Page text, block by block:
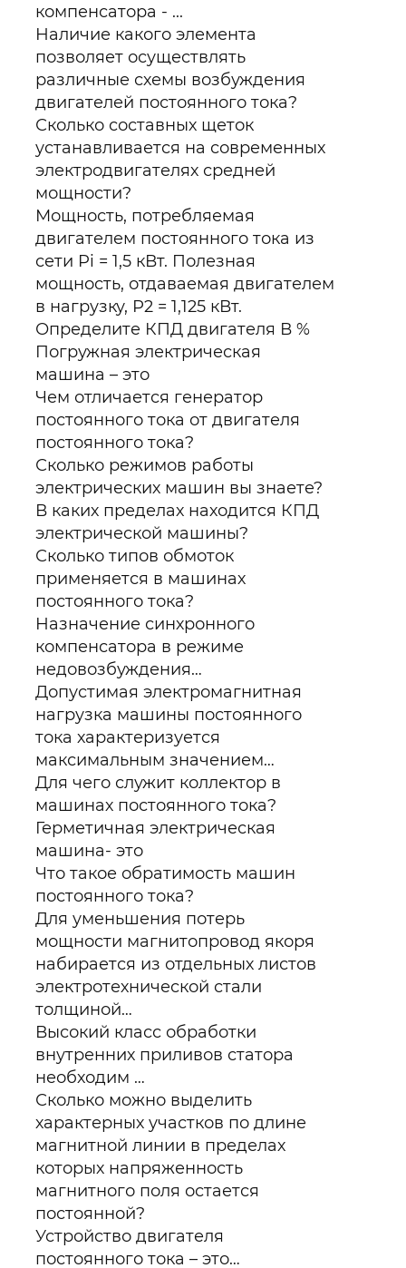
компенсатора - ...
Наличие какого элемента
позволяет осуществлять
различные схемы возбуждения
двигателей постоянного тока?
Сколько составных щеток
устанавливается на современных
электродвигателях средней
мощности?
Мощность, потребляемая
двигателем постоянного тока из
сети Pi = 1,5 кВт. Полезная
мощность, отдаваемая двигателем
в нагрузку, Р2 = 1,125 кВт.
Определите КПД двигателя В %
Погружная электрическая
машина – это
Чем отличается генератор
постоянного тока от двигателя
постоянного тока?
Сколько режимов работы
электрических машин вы знаете?
В каких пределах находится КПД
электрической машины?
Сколько типов обмоток
применяется в машинах
постоянного тока?
Назначение синхронного
компенсатора в режиме
недовозбуждения…
Допустимая электромагнитная
нагрузка машины постоянного
тока характеризуется
максимальным значением…
Для чего служит коллектор в
машинах постоянного тока?
Герметичная электрическая
машина- это
Что такое обратимость машин
постоянного тока?
Для уменьшения потерь
мощности магнитопровод якоря
набирается из отдельных листов
электротехнической стали
толщиной…
Высокий класс обработки
внутренних приливов статора
необходим …
Сколько можно выделить
характерных участков по длине
магнитной линии в пределах
которых напряженность
магнитного поля остается
постоянной?
Устройство двигателя
постоянного тока – это…